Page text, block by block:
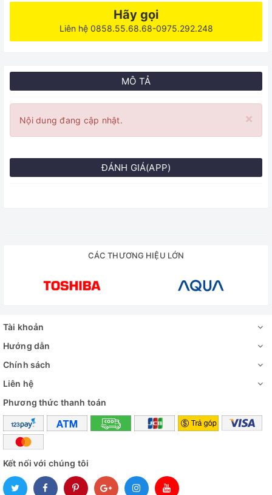
Hãy gọi
Liên hệ 0858.55.68.68-0975.292.248
MÔ TẢ
×
Nội dung đang cập nhật.
ĐÁNH GIÁ(APP)
CÁC THƯƠNG HIỆU LỚN
Tài khoản
Hướng dẫn
Chính sách
Liên hệ
Phương thức thanh toán
Kết nối với chúng tôi